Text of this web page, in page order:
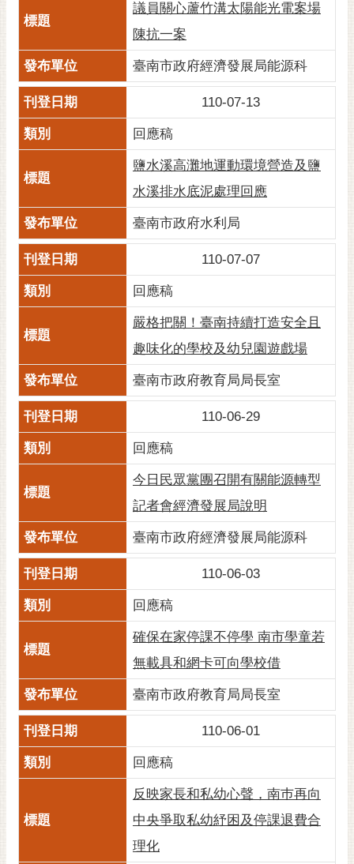
議員關心蘆竹溝太陽能光電案場
陳抗一案
臺南市政府經濟發展局能源科
110-07-13
回應稿
鹽水溪高灘地運動環境營造及鹽
水溪排水底泥處理回應
臺南市政府水利局
110-07-07
回應稿
嚴格把關！臺南持續打造安全且
趣味化的學校及幼兒園遊戲場
臺南市政府教育局局長室
110-06-29
回應稿
今日民眾黨團召開有關能源轉型
記者會經濟發展局說明
臺南市政府經濟發展局能源科
110-06-03
回應稿
確保在家停課不停學 南市學童若
無載具和網卡可向學校借
臺南市政府教育局局長室
110-06-01
回應稿
反映家長和私幼心聲，南巿再向
中央爭取私幼紓困及停課退費合
理化